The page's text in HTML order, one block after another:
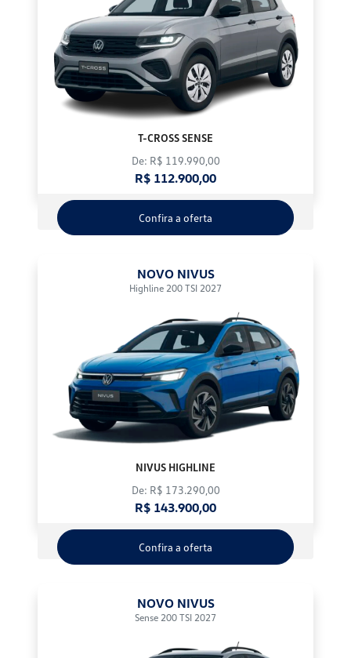
T-CROSS SENSE
De: R$ 119.990,00
R$ 112.900,00
Confira a oferta
NOVO NIVUS
Highline 200 TSI 2027
NIVUS HIGHLINE
De: R$ 173.290,00
R$ 143.900,00
Confira a oferta
NOVO NIVUS
Sense 200 TSI 2027